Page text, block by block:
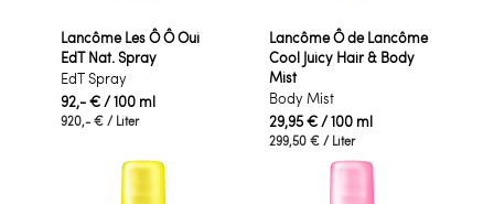
Lancôme Les Ô Ô Oui
EdT Nat. Spray
EdT Spray
92,- €/ 100 ml
920,- € / Liter
Lancôme Ô de Lancôme
Cool Juicy Hair & Body
Mist
Body Mist
29,95 €/ 100 ml
299,50 € / Liter